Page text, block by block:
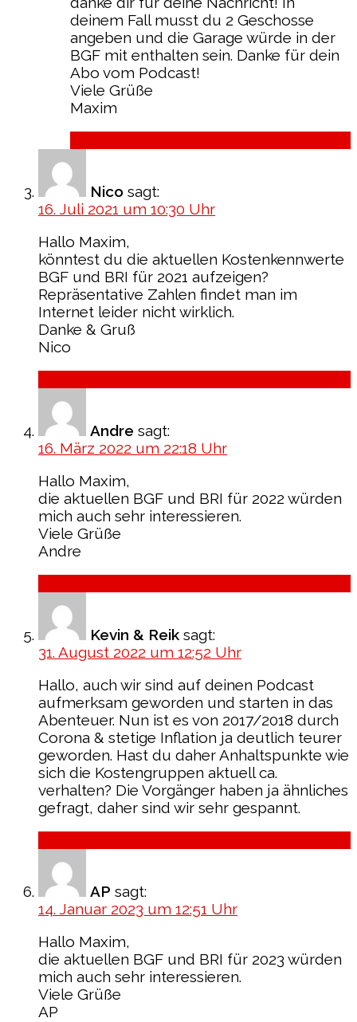
deinem Fall musst du 2 Geschosse
angeben und die Garage würde in der
BGF mit enthalten sein. Danke für dein
Abo vom Podcast!
Viele Grüße
Maxim
Nico sagt:
16. Juli 2021 um 10:30 Uhr
Hallo Maxim,
könntest du die aktuellen Kostenkennwerte
BGF und BRI für 2021 aufzeigen?
Repräsentative Zahlen findet man im
Internet leider nicht wirklich.
Danke & Gruß
Nico
Andre sagt:
16. März 2022 um 22:18 Uhr
Hallo Maxim,
die aktuellen BGF und BRI für 2022 würden
mich auch sehr interessieren.
Viele Grüße
Andre
Kevin & Reik sagt:
31. August 2022 um 12:52 Uhr
Hallo, auch wir sind auf deinen Podcast
aufmerksam geworden und starten in das
Abenteuer. Nun ist es von 2017/2018 durch
Corona & stetige Inflation ja deutlich teurer
geworden. Hast du daher Anhaltspunkte wie
sich die Kostengruppen aktuell ca.
verhalten? Die Vorgänger haben ja ähnliches
gefragt, daher sind wir sehr gespannt.
AP sagt:
14. Januar 2023 um 12:51 Uhr
Hallo Maxim,
die aktuellen BGF und BRI für 2023 würden
mich auch sehr interessieren.
Viele Grüße
AP